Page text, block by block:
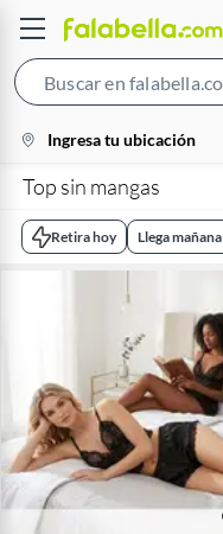
location-
icon
Ingresa tu ubicación
Top sin mangas
Retira hoy Llega mañana